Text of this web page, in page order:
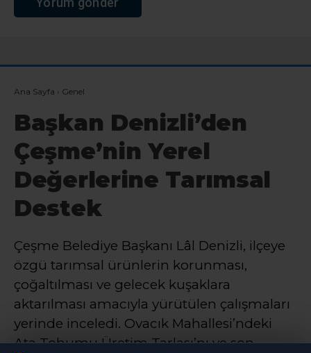
Ana Sayfa › Genel
Başkan Denizli’den
Çeşme’nin Yerel
Değerlerine Tarımsal
Destek
Çeşme Belediye Başkanı Lâl Denizli, ilçeye
özgü tarımsal ürünlerin korunması,
çoğaltılması ve gelecek kuşaklara
aktarılması amacıyla yürütülen çalışmaları
yerinde inceledi. Ovacık Mahallesi’ndeki
Ata Tohumu Üretim Tarlası’nı ve son